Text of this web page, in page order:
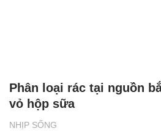
NHỊP SỐNG
Phân loại rác tại nguồn
vỏ hộp sữa